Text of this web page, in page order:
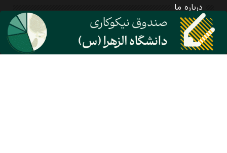
درباره ما
معرفی روزنامه
بیانیه مأموریت
آئین نامه اخلاق حرفه ای